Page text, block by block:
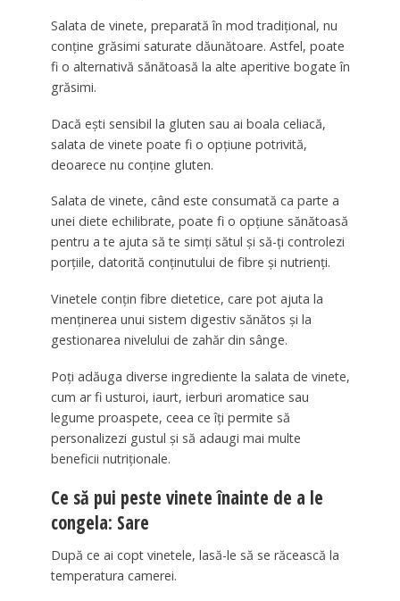
Salata de vinete, preparată în mod tradițional, nu
conține grăsimi saturate dăunătoare. Astfel, poate
fi o alternativă sănătoasă la alte aperitive bogate în
grăsimi.
Dacă ești sensibil la gluten sau ai boala celiacă,
salata de vinete poate fi o opțiune potrivită,
deoarece nu conține gluten.
Salata de vinete, când este consumată ca parte a
unei diete echilibrate, poate fi o opțiune sănătoasă
pentru a te ajuta să te simți sătul și să-ți controlezi
porțiile, datorită conținutului de fibre și nutrienți.
Vinetele conțin fibre dietetice, care pot ajuta la
menținerea unui sistem digestiv sănătos și la
gestionarea nivelului de zahăr din sânge.
Poți adăuga diverse ingrediente la salata de vinete,
cum ar fi usturoi, iaurt, ierburi aromatice sau
legume proaspete, ceea ce îți permite să
personalizezi gustul și să adaugi mai multe
beneficii nutriționale.
Ce să pui peste vinete înainte de a le
congela: Sare
După ce ai copt vinetele, lasă-le să se răcească la
temperatura camerei.